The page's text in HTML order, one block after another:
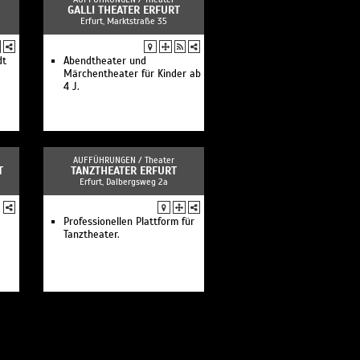
GALLI THEATER ERFURT
Erfurt, Marktstraße 35
Abendtheater und
Märchentheater für Kinder ab
4 J.
AUFFÜHRUNGEN / Theater
TANZTHEATER ERFURT
Erfurt, Dalbergsweg 2a
Professionellen Plattform für
Tanztheater.